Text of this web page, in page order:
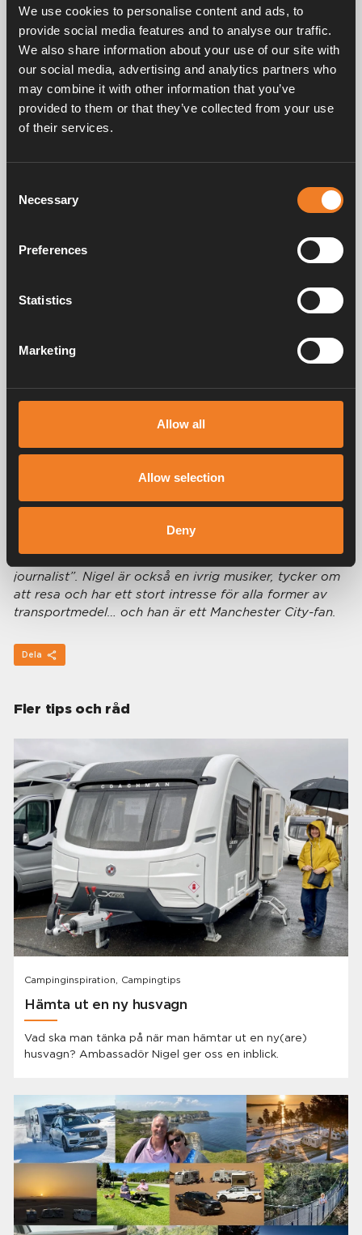
We use cookies to personalise content and ads, to
provide social media features and to analyse our traffic.
We also share information about your use of our site with
our social media, advertising and analytics partners who
may combine it with other information that you’ve
provided to them or that they’ve collected from your use
of their services.
Selection
Necessary
Preferences
Statistics
Marketing
Allow all
Allow selection
Deny
tidigare eftermonterat dem på mina husvagnar. Dessa
kan ställas in för att undvika att säkringen löser ut om
du oavsiktligt slår på något som vanligtvis i
kombination med Alde-systemet skulle lösa ut
strömmen.
Uppmärksam personal
avsluta utan att nämna Aldes fantastiska service. Det
är så lugnande att höra (och det gör jag!) att när
vara något så enkelt som en inställning) har detta
Alde är verkligen “King of Comfort”!
Nigel Hutson, en sann campare från Chesterfield,
och har sedan dess turnerat i Storbritannien och
kontinenten regelbundet tillsammans med sin fru Kay.
Sedan han gick i pension från polisen 2011 har Nigel
blivit en regelbunden bidragsgivare till olika husvagns-
och husbilspublikationer, som ”någon som
entusiastiskt skriver om sin hobby snarare än en
journalist”. Nigel är också en ivrig musiker, tycker om
att resa och har ett stort intresse för alla former av
transportmedel… och han är ett Manchester City-fan.
Dela
Fler tips och råd
Campinginspiration, Campingtips
Hämta ut en ny husvagn
Vad ska man tänka på när man hämtar ut en ny(are)
husvagn? Ambassadör Nigel ger oss en inblick.